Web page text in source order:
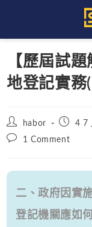
content
【歷屆試
地登記實務
Post
author:
habor
Post4 7
Post1 Comment
二、政府因實
登記機關應如